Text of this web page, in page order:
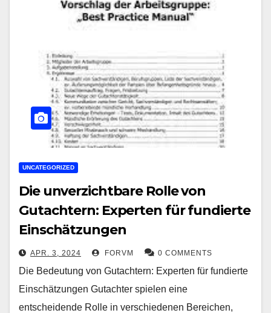
UNCATEGORIZED
Die unverzichtbare Rolle von
Gutachtern: Experten für fundierte
Einschätzungen
APR. 3, 2024 FORVM 0 COMMENTS
Die Bedeutung von Gutachtern: Experten für fundierte
Einschätzungen Gutachter spielen eine
entscheidende Rolle in verschiedenen Bereichen,